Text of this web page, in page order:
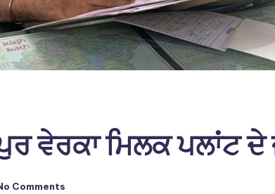
ਵੇਰਕਾ ਮਿਲਕ ਪਲਾਂਟ
Comments